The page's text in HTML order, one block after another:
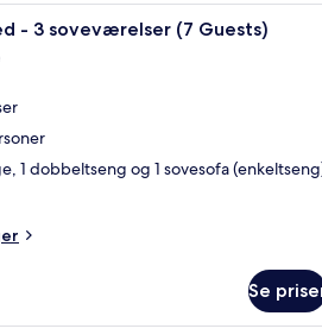
Strygejern/strygebræt, gratis
- 3 soveværelser (7 Guests)
1 dobbeltseng og 1 sovesofa
Se